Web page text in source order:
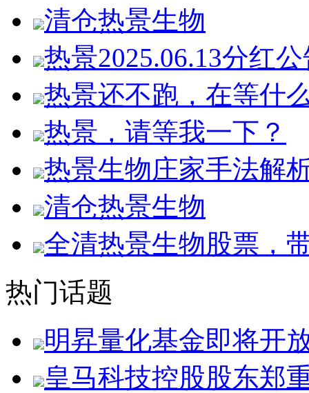
清仓热景生物
热景2025.06.13分红
热景还不跑，在等什
热景，请等我一下？
热景生物庄家手法解
清仓热景生物
全清热景生物股票，
热门话题
明昇量化基金即将开
皇马科技控股股东郑